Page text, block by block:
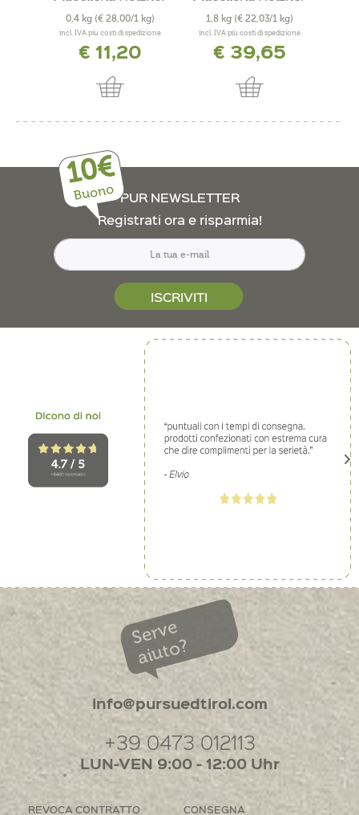
0,4 kg (€ 28,00/1 kg)
incl. IVA più costi di spedizione
€ 11,20
1,8 kg (€ 22,03/1 kg)
incl. IVA più costi di spedizione
€ 39,65
10€
Buono PUR NEWSLETTER
Registrati ora e risparmia!
ISCRIVITI
Serve
aiuto?
info@pursuedtirol.com
+39 0473 012113
LUN-VEN 9:00 - 12:00 Uhr
REVOCA CONTRATTO CONSEGNA